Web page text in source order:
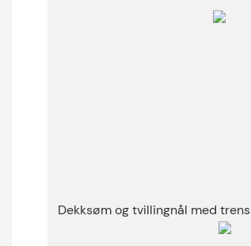
Dekksøm og tvillingnål med trens